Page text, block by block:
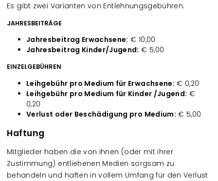
Es gibt zwei Varianten von Entlehnungsgebühren.
JAHRESBEITRÄGE
Jahresbeitrag Erwachsene: € 10,00
Jahresbeitrag Kinder/Jugend: € 5,00
EINZELGEBÜHREN
Leihgebühr pro Medium für Erwachsene: € 0,20
Leihgebühr pro Medium für Kinder /Jugend: €
0,20
Verlust oder Beschädigung pro Medium: € 5,00
Haftung
Mitglieder haben die von ihnen (oder mit ihrer
Zustimmung) entliehenen Medien sorgsam zu
behandeln und haften in vollem Umfang für den Verlust